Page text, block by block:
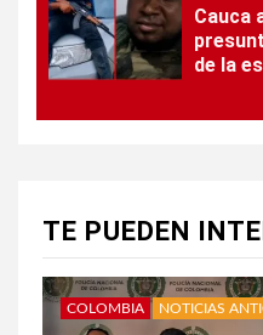
Cauca
de la
TE PUEDEN
COLOMBIA NOTICIAS